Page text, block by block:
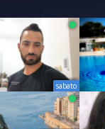
sabato